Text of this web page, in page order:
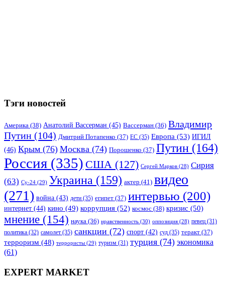
Тэги новостей
Америка (38) Анатолий Вассерман (45) Вассерман (36) Владимир
Путин (104) Дмитрий Потапенко (37) ЕС (35) Европа (53) ИГИЛ
(46) Крым (76) Москва (74) Порошенко (37) Путин (164)
Россия (335) США (127) Сергей Марков (28) Сирия
(63) Су-24 (29) Украина (159) актер (41) видео
(271) война (43) дети (35) египет (37) интервью (200)
интернет (44) кино (49) коррупция (52) космос (38) кризис (50)
мнение (154) наука (36) нравственность (30) оппозиция (28) певец (31)
политика (32) самолет (35) санкции (72) спорт (42) суд (35) теракт (37)
терроризм (48) террористы (29) туризм (31) турция (74) экономика
(61)
EXPERT MARKET